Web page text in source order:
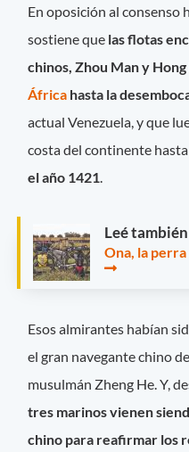
En oposición al consenso
sostiene que las flotas
chinos, Zhou Man y Hong
África hasta la
actual Venezuela, y que
costa del continente
el año 1421.
Leé también
Ona, la
Esos almirantes habían
el gran navegante chino
musulmán Zheng He. Y,
tres marinos vienen
chino para reafirmar los